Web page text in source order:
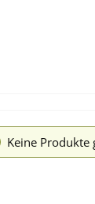
Keine Produkte